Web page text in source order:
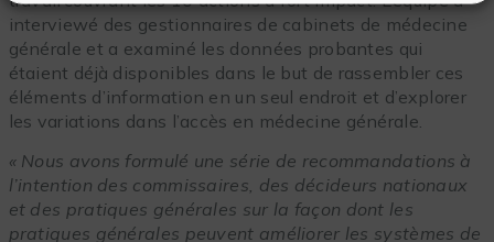
interviewé des gestionnaires de cabinets de médecine
générale et a examiné les données probantes qui
étaient déjà disponibles dans le but de rassembler ces
éléments d’information en un seul endroit et d’explorer
les variations dans l’accès en médecine générale.
« Nous avons formulé une série de recommandations à
l’intention des commissaires, des décideurs nationaux
et des pratiques générales sur la façon dont les
pratiques générales peuvent améliorer les systèmes de